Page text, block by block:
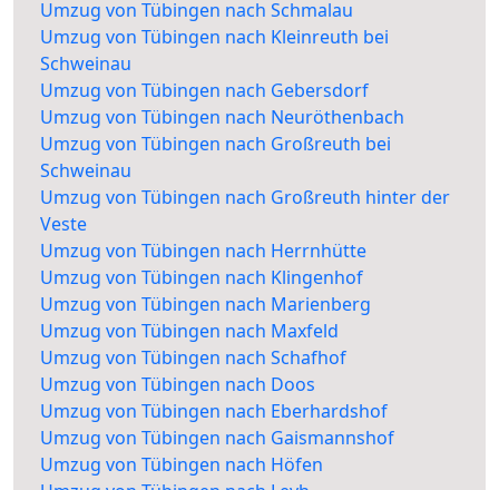
Umzug von Tübingen nach Schmalau
Umzug von Tübingen nach Kleinreuth bei
Schweinau
Umzug von Tübingen nach Gebersdorf
Umzug von Tübingen nach Neuröthenbach
Umzug von Tübingen nach Großreuth bei
Schweinau
Umzug von Tübingen nach Großreuth hinter der
Veste
Umzug von Tübingen nach Herrnhütte
Umzug von Tübingen nach Klingenhof
Umzug von Tübingen nach Marienberg
Umzug von Tübingen nach Maxfeld
Umzug von Tübingen nach Schafhof
Umzug von Tübingen nach Doos
Umzug von Tübingen nach Eberhardshof
Umzug von Tübingen nach Gaismannshof
Umzug von Tübingen nach Höfen